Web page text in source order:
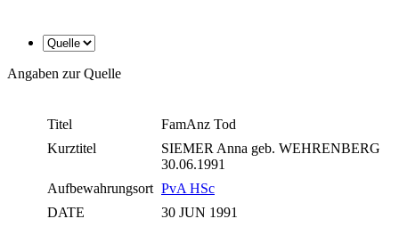
Angaben zur Quelle
Titel
FamAnz Tod
Kurztitel
SIEMER Anna geb. WEHRENBERG
30.06.1991
Aufbewahrungsort PvA HSc
DATE
30 JUN 1991